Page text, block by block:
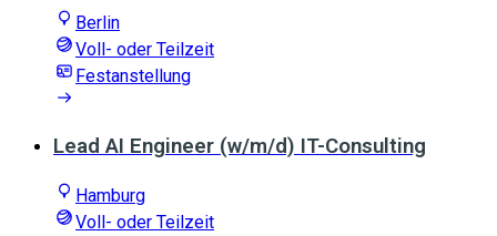
Berlin
Voll- oder Teilzeit
Festanstellung
Lead AI Engineer (w/m/d) IT-Consulting
Hamburg
Voll- oder Teilzeit